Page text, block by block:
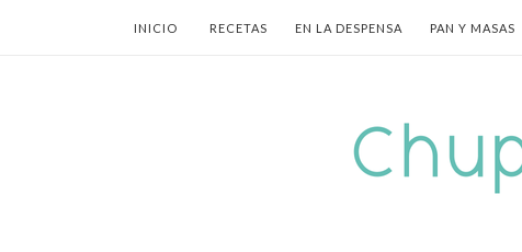
INICIO RECETAS EN LA DESPENSA PAN Y MASAS